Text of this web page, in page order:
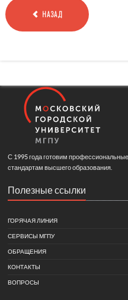
НАЗАД
С 1995 года готовим
стандартам высшего образования.
Полезные ссылки
ГОРЯЧАЯ ЛИНИЯ
СЕРВИСЫ МГПУ
ОБРАЩЕНИЯ
КОНТАКТЫ
ВОПРОСЫ